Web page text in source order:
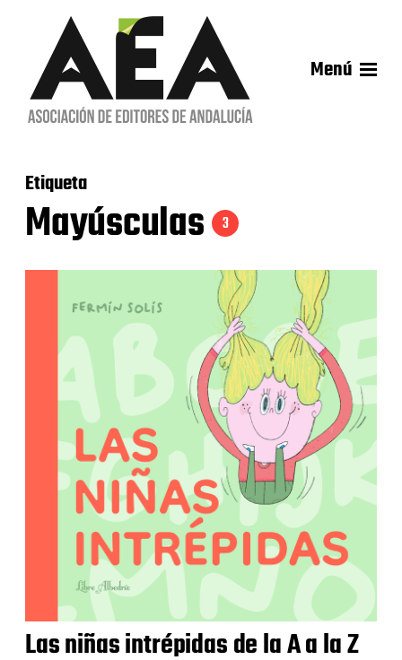
Menú
Etiqueta
Mayúsculas 3
Las niñas intrépidas de la A a la Z